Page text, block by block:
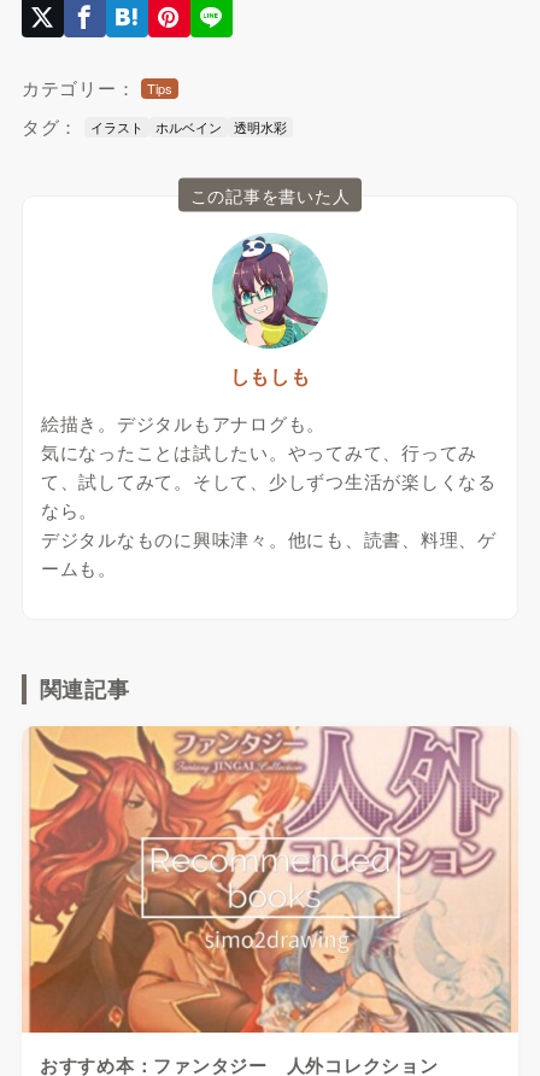
カテゴリー： Tips
タグ： イラスト ホルベイン 透明水彩
この記事を書いた人
しもしも
絵描き。デジタルもアナログも。
気になったことは試したい。やってみて、行ってみ
て、試してみて。そして、少しずつ生活が楽しくなる
なら。
デジタルなものに興味津々。他にも、読書、料理、ゲ
ームも。
関連記事
おすすめ本：ファンタジー 人外コレクション